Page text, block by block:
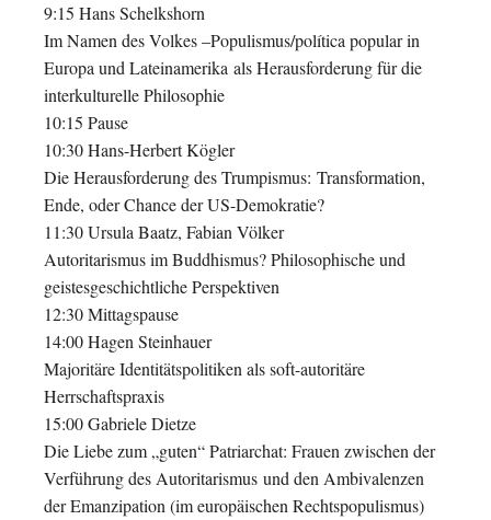
9:15 Hans Schelkshorn
Im Namen des Volkes –Populismus/política popular in
Europa und Lateinamerika als Herausforderung für die
interkulturelle Philosophie
10:15 Pause
10:30 Hans-Herbert Kögler
Die Herausforderung des Trumpismus: Transformation,
Ende, oder Chance der US-Demokratie?
11:30 Ursula Baatz, Fabian Völker
Autoritarismus im Buddhismus? Philosophische und
geistesgeschichtliche Perspektiven
12:30 Mittagspause
14:00 Hagen Steinhauer
Majoritäre Identitätspolitiken als soft-autoritäre
Herrschaftspraxis
15:00 Gabriele Dietze
Die Liebe zum „guten“ Patriarchat: Frauen zwischen der
Verführung des Autoritarismus und den Ambivalenzen
der Emanzipation (im europäischen Rechtspopulismus)